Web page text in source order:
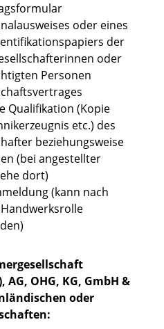
oder eines
der
oder
Personen
Qualifikation (Kopie
etc.) des
beziehungsweise
(bei angestellter
dort)
(kann nach
OHG, KG, GmbH &
oder